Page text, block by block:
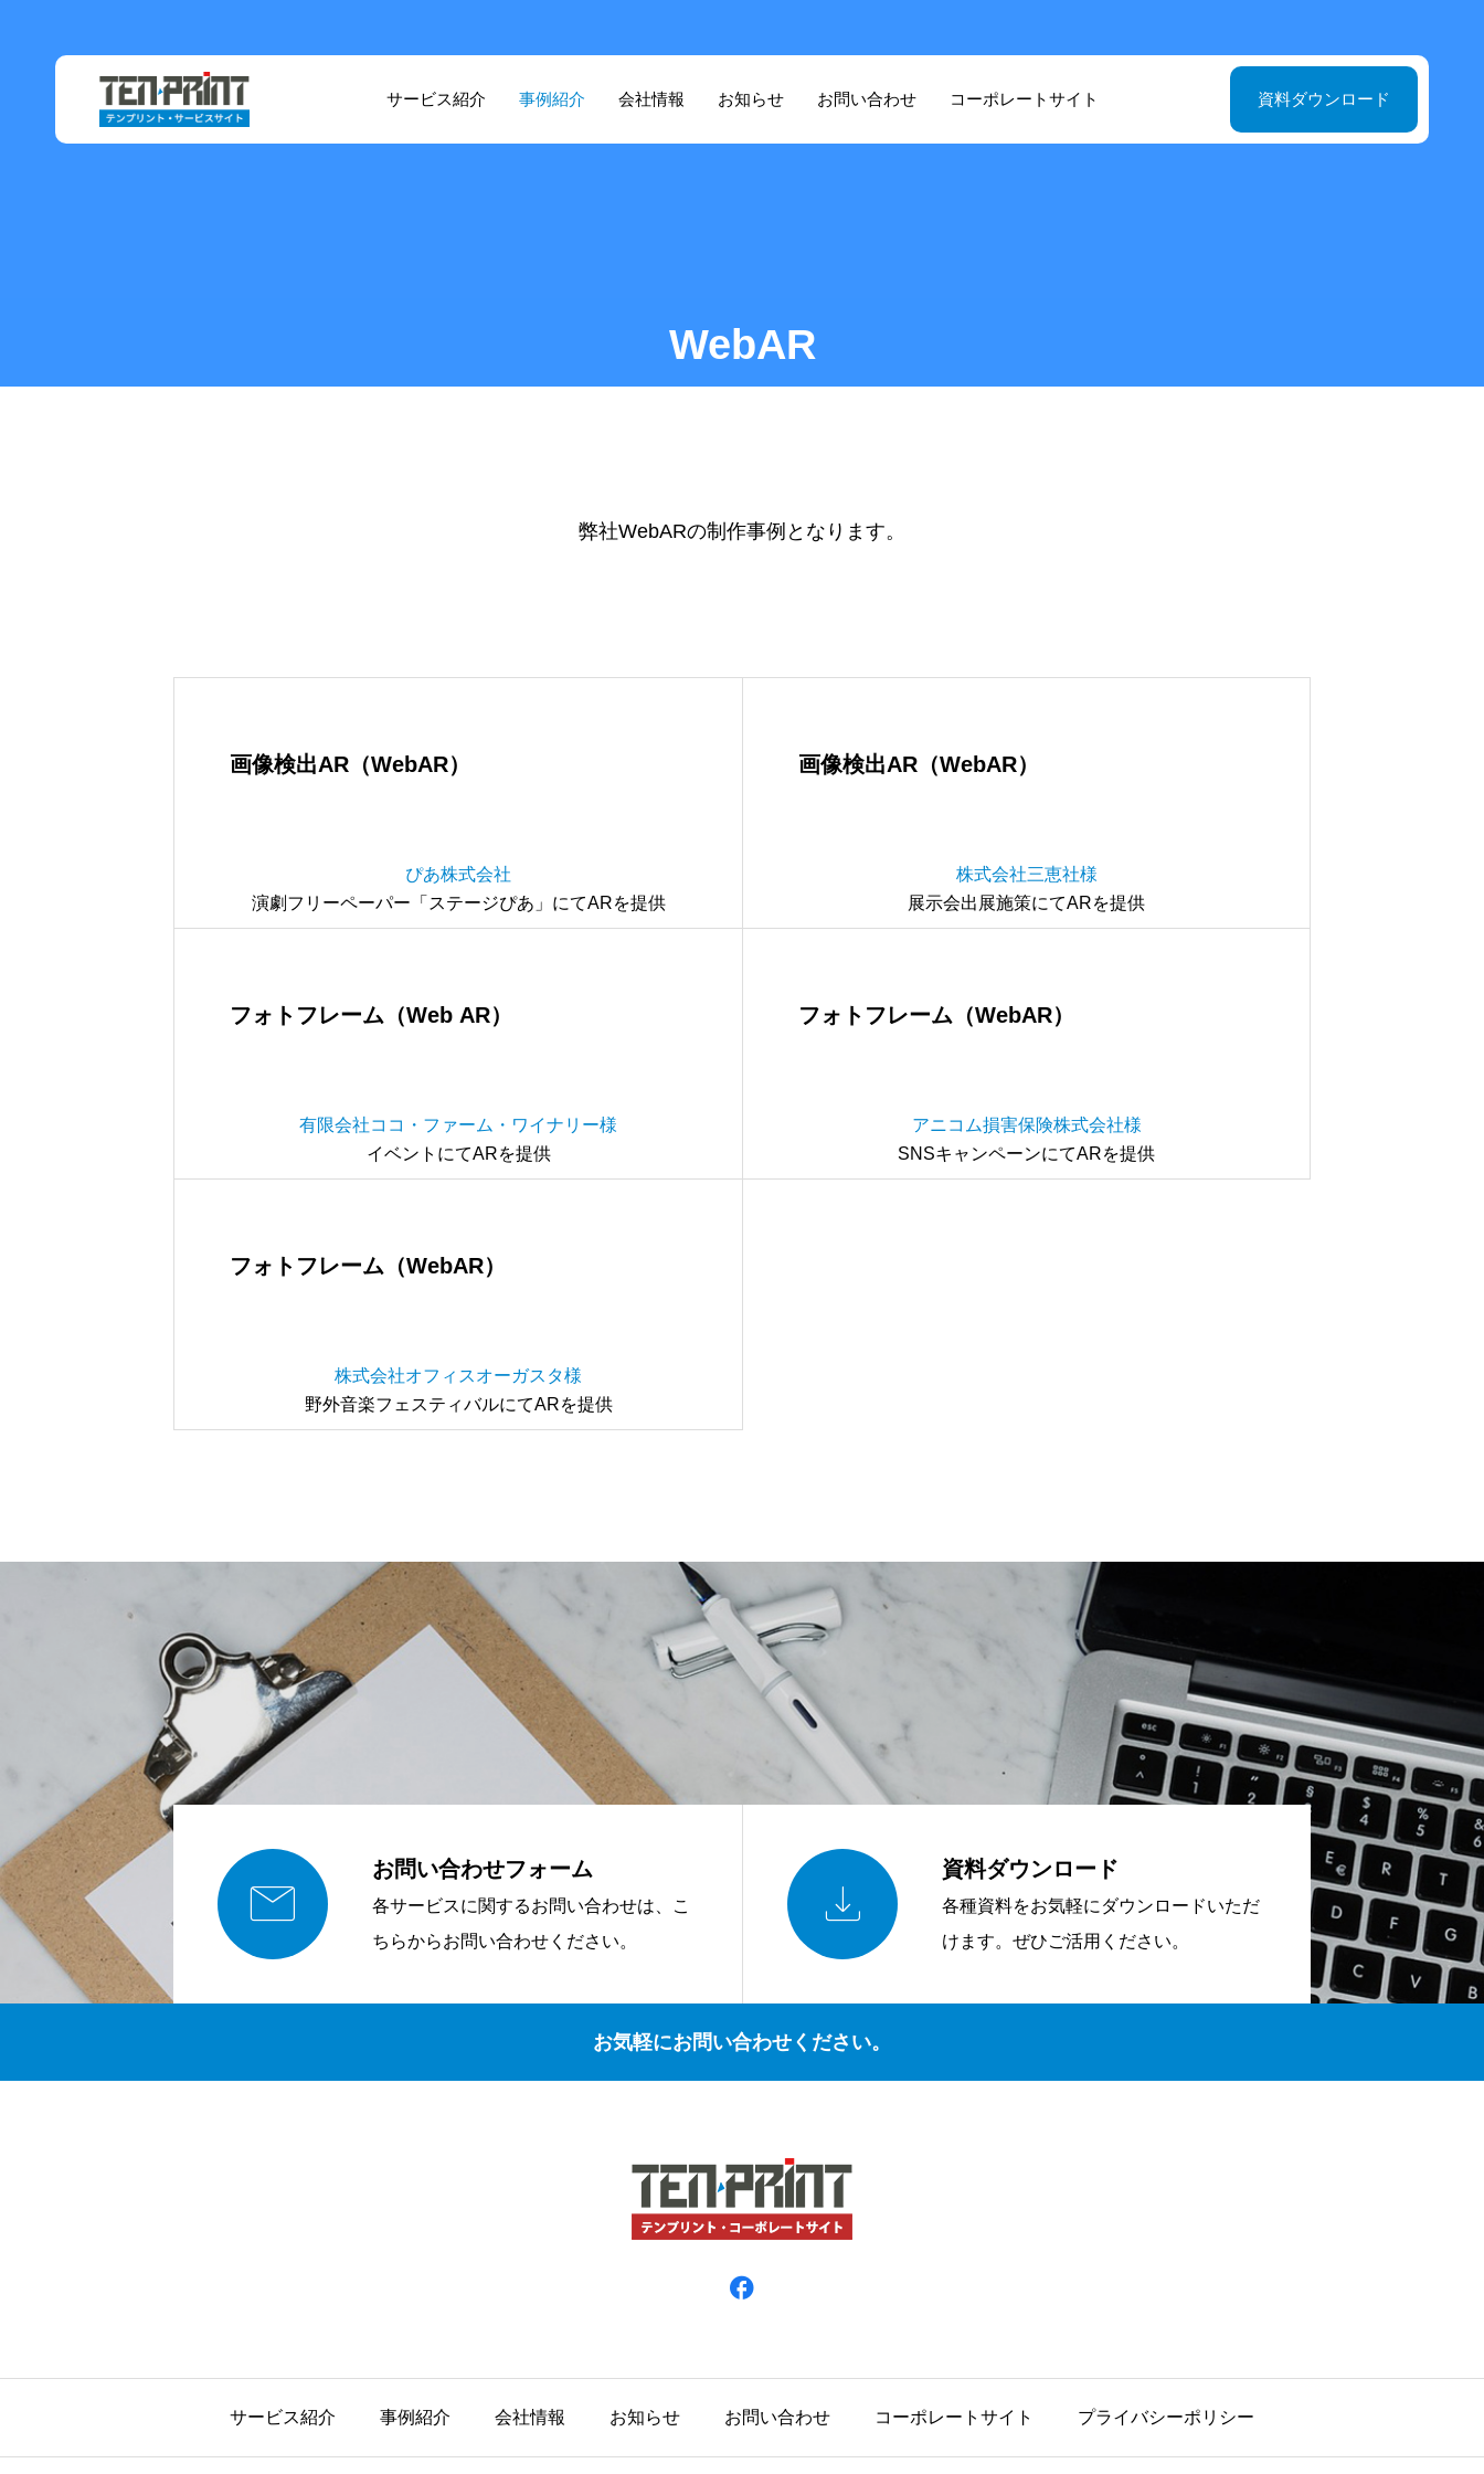
サービス紹介 事例紹介 会社情報 お知らせ お問い合わせ コーポレートサイト 資料ダウンロード
WebAR
弊社WebARの制作事例となります。
画像検出AR（WebAR）
ぴあ株式会社
演劇フリーペーパー「ステージぴあ」にてARを提供
画像検出AR（WebAR）
株式会社三恵社様
展示会出展施策にてARを提供
フォトフレーム（Web AR）
有限会社ココ・ファーム・ワイナリー様
イベントにてARを提供
フォトフレーム（WebAR）
アニコム損害保険株式会社様
SNSキャンペーンにてARを提供
フォトフレーム（WebAR）
株式会社オフィスオーガスタ様
野外音楽フェスティバルにてARを提供
 お問い合わせフォーム
各サービスに関するお問い合わせは、こ
ちらからお問い合わせください。
 資料ダウンロード
各種資料をお気軽にダウンロードいただ
けます。ぜひご活用ください。
お気軽にお問い合わせください。
サービス紹介 事例紹介 会社情報 お知らせ お問い合わせ コーポレートサイト プライバシーポリシー